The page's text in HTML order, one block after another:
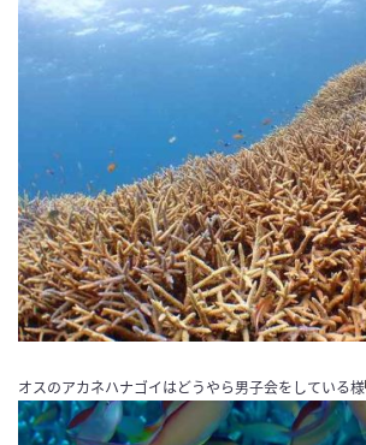
オスのアカネハナゴイはどうやら男子会をしている様